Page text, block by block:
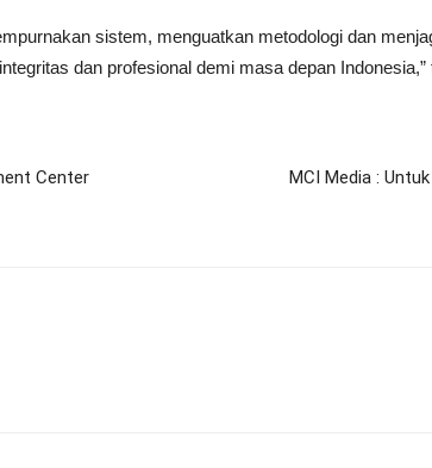
sistem, menguatkan metodologi dan
dan profesional demi masa depan Indonesia,”
Center
MCI Media :